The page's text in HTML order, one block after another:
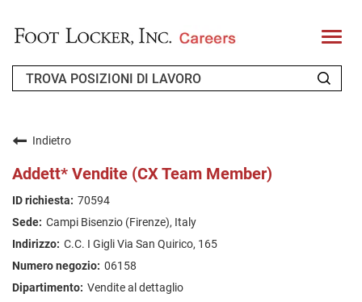
T
o
l
FAQ
CERCA LAVORO
Indietro
Addett* Vendite (CX Team Member)
70594
Campi Bisenzio (Firenze), Italy
C.C. I Gigli Via San Quirico, 165
06158
Vendite al dettaglio